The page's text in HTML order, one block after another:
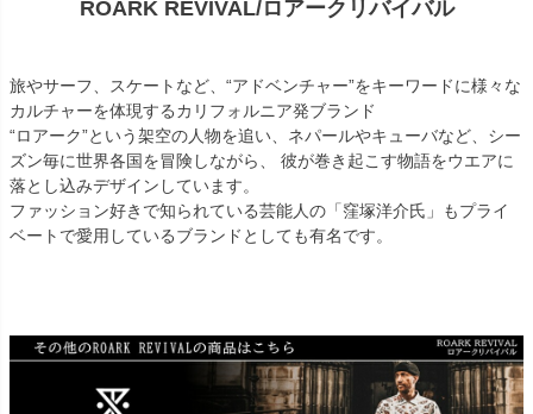
ROARK REVIVAL/ロアークリバイバル
旅やサーフ、スケートなど、“アドベンチャー”をキーワードに様々な
カルチャーを体現するカリフォルニア発ブランド
“ロアーク”という架空の人物を追い、ネパールやキューバなど、シー
ズン毎に世界各国を冒険しながら、 彼が巻き起こす物語をウエアに
落とし込みデザインしています。
ファッション好きで知られている芸能人の「窪塚洋介氏」もプライ
ベートで愛用しているブランドとしても有名です。